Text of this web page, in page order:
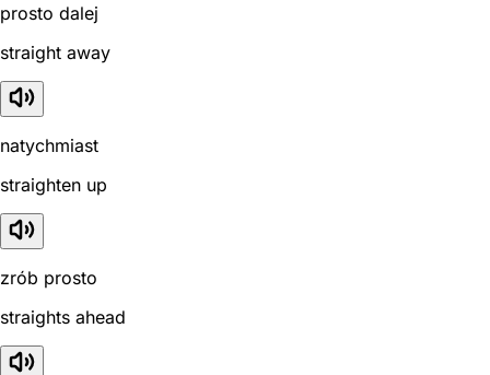
prosto dalej
straight away
natychmiast
straighten up
zrób prosto
straights ahead